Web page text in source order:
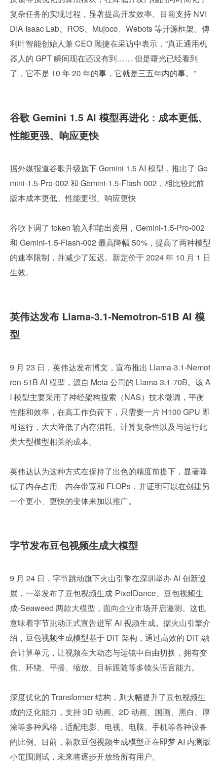
复杂任务的实现过程，显著提高开发效率。目前支持 NVI
DIA Isaac Lab、ROS、Mujoco、Webots 等开源框架。傅
利叶智能创始人兼 CEO 顾捷在采访中表示，“真正通用机
器人的 GPT 瞬间现在还没有到…… 但是曙光已经看到
了，它不是 10 年 20 年的事，它就是三五年内的事。”
谷歌 Gemini 1.5 AI 模型再进化：成本更低、
性能更强、响应更快
据外媒报道谷歌升级旗下 Gemini 1.5 AI 模型，推出了 Ge
mini-1.5-Pro-002 和 Gemini-1.5-Flash-002，相比较此前
版本成本更低、性能更强、响应更快
谷歌下调了 token 输入和输出费用，Gemini-1.5-Pro-002
和 Gemini-1.5-Flash-002 最高降幅 50%，提高了两种模型
的速率限制，并减少了延迟。新定价于 2024 年 10 月 1 日
生效。
英伟达发布 Llama-3.1-Nemotron-51B AI 模
型
9 月 23 日，英伟达发布博文，宣布推出 Llama-3.1-Nemot
ron-51B AI 模型，源自 Meta 公司的 Llama-3.1-70B。该 A
I 模型主要采用了神经架构搜索（NAS）技术微调，平衡
性能和效率，在高工作负荷下，只需要一片 H100 GPU 即
可运行，大大降低了内存消耗、计算复杂性以及与运行此
类大型模型相关的成本。
英伟达认为这种方式在保持了出色的精度前提下，显著降
低了内存占用、内存带宽和 FLOPs，并证明可以在创建另
一个更小、更快的变体来加以推广。
字节发布豆包视频生成大模型
9 月 24 日，字节跳动旗下火山引擎在深圳举办 AI 创新巡
展，一举发布了豆包视频生成-PixelDance、豆包视频生
成-Seaweed 两款大模型，面向企业市场开启邀测。这也
意味着字节跳动正式宣告进军 AI 视频生成。据火山引擎介
绍，豆包视频生成模型基于 DiT 架构，通过高效的 DiT 融
合计算单元，让视频在大动态与运镜中自由切换，拥有变
焦、环绕、平摇、缩放、目标跟随等多镜头语言能力。
深度优化的 Transformer 结构，则大幅提升了豆包视频生
成的泛化能力，支持 3D 动画、2D 动画、国画、黑白、厚
涂等多种风格，适配电影、电视、电脑、手机等各种设备
的比例。目前，新款豆包视频生成模型正在即梦 AI 内测版
小范围测试，未来将逐步开放给所有用户。